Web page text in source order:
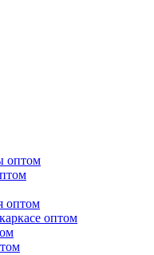
оптом
оптом
оптом